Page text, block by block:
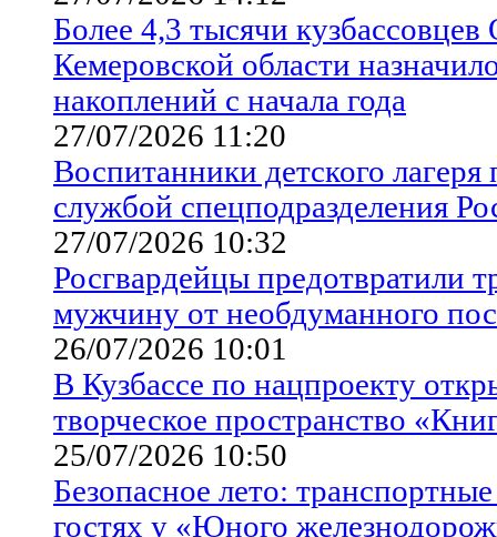
Более 4,3 тысячи
Кемеровской области
накоплений с начала года
27/07/2026 11:20
Воспитанники детского лагеря
службой спецподразделения
27/07/2026 10:32
Росгвардейцы предотвратили
мужчину от необдуманного
26/07/2026 10:01
В Кузбассе по нацпроекту
творческое пространство
25/07/2026 10:50
Безопасное лето:
гостях у «Юного